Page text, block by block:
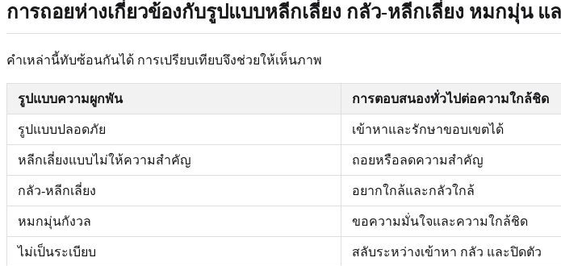
การถอยห่างเกี่ยวข้องกับรูปแบบหลีกเลี่ยง กลัว-หลีกเลี่ยง หมกมุ่น แ
คำเหล่านี้ทับซ้อนกันได้ การเปรียบเทียบจึงช่วยให้เห็นภาพ
รูปแบบความผูกพัน การตอบสนองทั่วไปต่อความใกล้ชิด
รูปแบบปลอดภัย เข้าหาและรักษาขอบเขตได้
หลีกเลี่ยงแบบไม่ให้ความสำคัญ ถอยหรือลดความสำคัญ
กลัว-หลีกเลี่ยง อยากใกล้และกลัวใกล้
หมกมุ่นกังวล ขอความมั่นใจและความใกล้ชิด
ไม่เป็นระเบียบ สลับระหว่างเข้าหา กลัว และปิดตัว